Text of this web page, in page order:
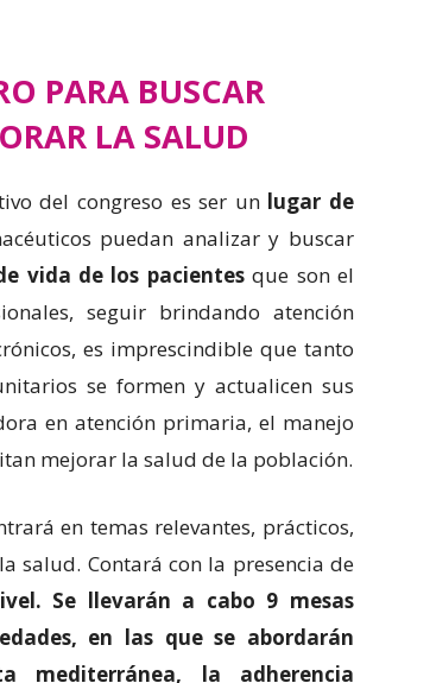
PARA BUSCAR
LA SALUD
del congreso es ser un lugar de
puedan analizar y buscar
vida de los pacientesque son el
seguir brindando atención
es imprescindible que tanto
se formen y actualicen sus
en atención primaria, el manejo
mejorar la salud de la población.
en temas relevantes, prácticos,
salud. Contará con la presencia de
Se llevarán a cabo 9 mesas
en las que se abordarán
mediterránea, la adherencia